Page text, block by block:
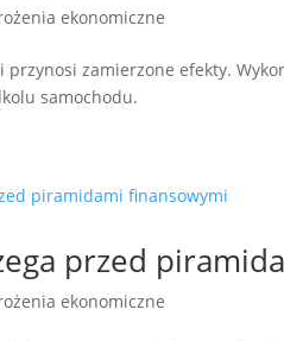
ekonomiczne
i przynosi zamierzone efekty.
samochodu.
przed
ekonomiczne